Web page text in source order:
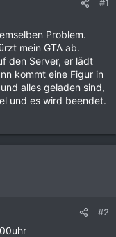
#1
Problem.
mein GTA ab.
den Server, er lädt
kommt eine Figur in
alles geladen sind,
und es wird beendet.
#2